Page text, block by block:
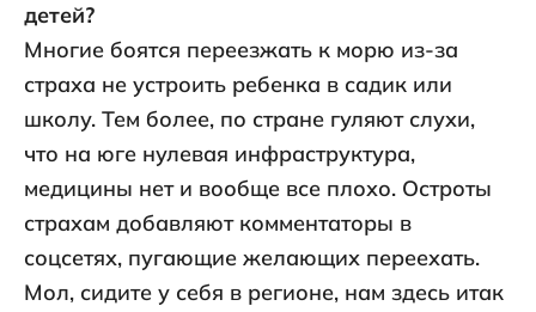
детей?
Многие боятся переезжать к морю из-за
страха не устроить ребенка в садик или
школу. Тем более, по стране гуляют слухи,
что на юге нулевая инфраструктура,
медицины нет и вообще все плохо. Остроты
страхам добавляют комментаторы в
соцсетях, пугающие желающих переехать.
Мол, сидите у себя в регионе, нам здесь итак